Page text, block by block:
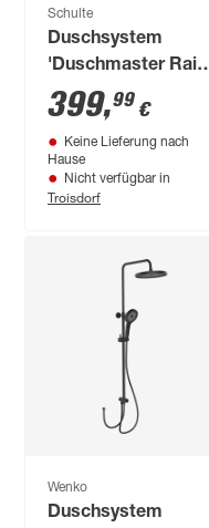
Schulte
Duschsystem
'Duschmaster Rain
III' mit Thermostat
und Ablage, rund,
111 cm
399,99 €
Keine Lieferung nach
Hause
Nicht verfügbar in
Troisdorf
Wenko
Duschsystem